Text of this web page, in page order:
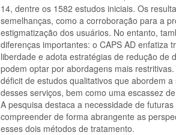
14, dentre os 1582 estudos iniciais. Os
semelhanças, como a corroboração para a
estigmatização dos usuários. No entanto,
diferenças importantes: o CAPS AD enfatiza
liberdade e adota estratégias de redução de
podem optar por abordagens mais
déficit de estudos qualitativos que abordem
desses serviços, bem como uma escassez
A pesquisa destaca a necessidade de
compreender de forma abrangente as
esses dois métodos de tratamento.